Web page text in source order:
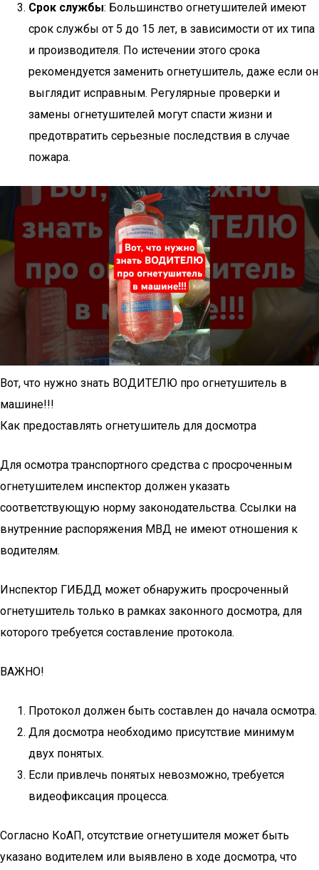
Срок службы: Большинство огнетушителей имеют
срок службы от 5 до 15 лет, в зависимости от их типа
и производителя. По истечении этого срока
рекомендуется заменить огнетушитель, даже если он
выглядит исправным. Регулярные проверки и
замены огнетушителей могут спасти жизни и
предотвратить серьезные последствия в случае
пожара.
Вот, что нужно знать ВОДИТЕЛЮ про огнетушитель в
машине!!!
Как предоставлять огнетушитель для досмотра
Для осмотра транспортного средства с просроченным
огнетушителем инспектор должен указать
соответствующую норму законодательства. Ссылки на
внутренние распоряжения МВД не имеют отношения к
водителям.
Инспектор ГИБДД может обнаружить просроченный
огнетушитель только в рамках законного досмотра, для
которого требуется составление протокола.
ВАЖНО!
Протокол должен быть составлен до начала осмотра.
Для досмотра необходимо присутствие минимум
двух понятых.
Если привлечь понятых невозможно, требуется
видеофиксация процесса.
Согласно КоАП, отсутствие огнетушителя может быть
указано водителем или выявлено в ходе досмотра, что